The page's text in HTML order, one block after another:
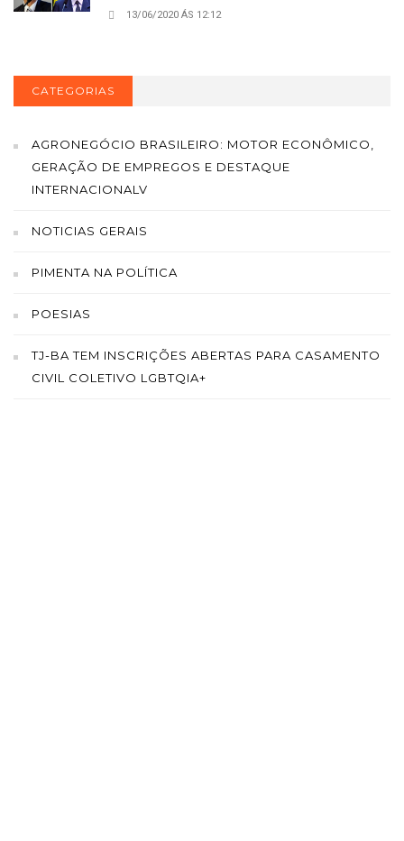
13/06/2020 ÁS 12:12
CATEGORIAS
AGRONEGÓCIO BRASILEIRO: MOTOR ECONÔMICO,
GERAÇÃO DE EMPREGOS E DESTAQUE
INTERNACIONALV
NOTICIAS GERAIS
PIMENTA NA POLÍTICA
POESIAS
TJ-BA TEM INSCRIÇÕES ABERTAS PARA CASAMENTO
CIVIL COLETIVO LGBTQIA+